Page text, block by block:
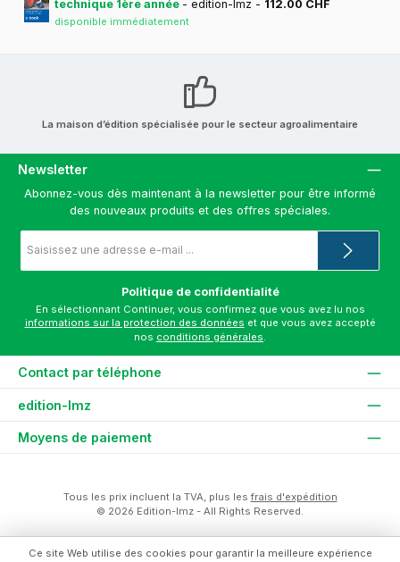
technique 1ère année - edition-lmz - 112.00 CHF
disponible immédiatement
La maison d’édition spécialisée pour le secteur agroalimentaire
Newsletter
Abonnez-vous dès maintenant à la newsletter pour être informé
des nouveaux produits et des offres spéciales.
e-
*
Politique de confidentialité
informations sur la protection des données et que vous avez accepté
nos conditions générales.
Contact par téléphone
edition-lmz
Moyens de paiement
Tous les prix incluent la TVA, plus lesfrais d'expédition
© 2026 Edition-lmz - All Rights Reserved.
Ce site Web utilise des cookies pour garantir la meilleure expérience